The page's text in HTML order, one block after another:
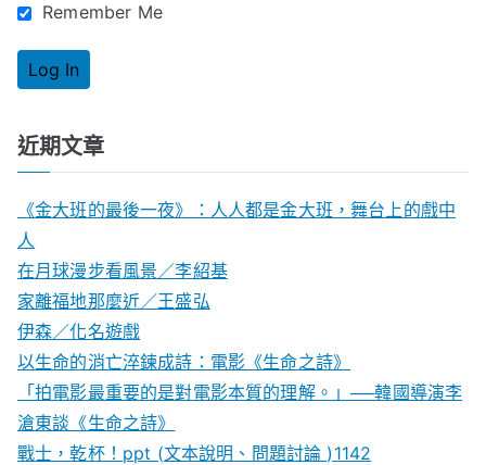
Remember Me
近期文章
《金大班的最後一夜》：人人都是金大班，舞台上的戲中
人
在月球漫步看風景／李紹基
家離福地那麼近／王盛弘
伊森／化名遊戲
以生命的消亡淬鍊成詩：電影《生命之詩》
「拍電影最重要的是對電影本質的理解。」──韓國導演李
滄東談《生命之詩》
戰士，乾杯！ppt (文本說明、問題討論 )1142